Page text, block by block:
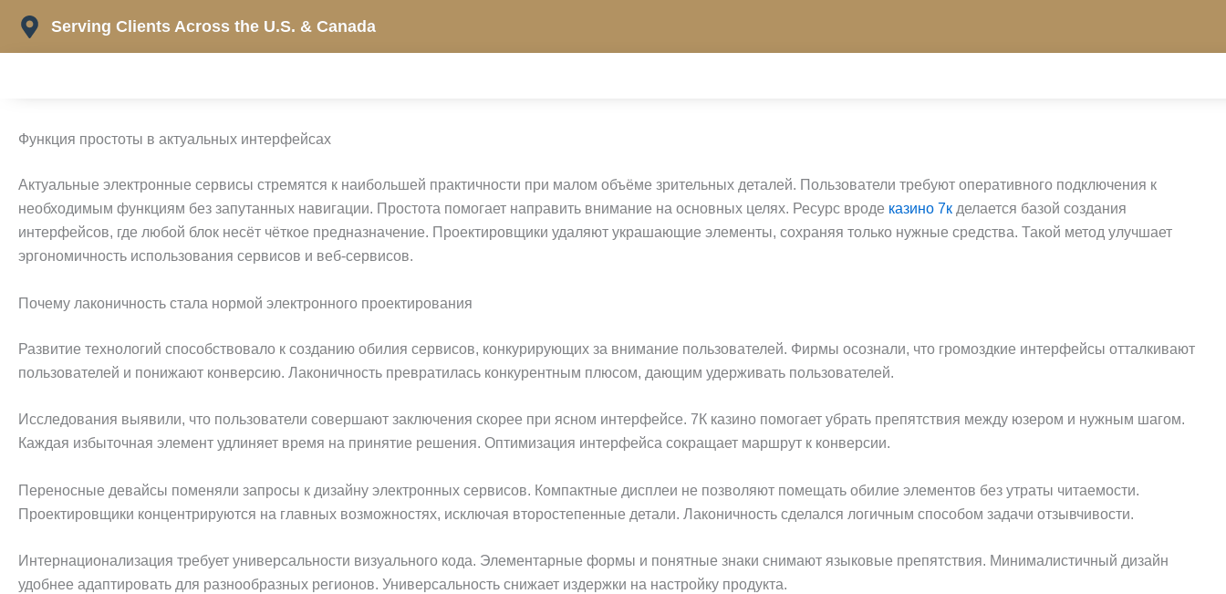
content
Serving Clients Across the U.S. & Canada
Функция простоты в актуальных интерфейсах
Актуальные электронные сервисы стремятся к наибольшей практичности при малом объёме зрительных деталей. Пользователи требуют оперативного подключения к
необходимым функциям без запутанных навигации. Простота помогает направить внимание на основных целях. Ресурс вроде казино 7к делается базой создания
интерфейсов, где любой блок несёт чёткое предназначение. Проектировщики удаляют украшающие элементы, сохраняя только нужные средства. Такой метод улучшает
эргономичность использования сервисов и веб-сервисов.
Почему лаконичность стала нормой электронного проектирования
Развитие технологий способствовало к созданию обилия сервисов, конкурирующих за внимание пользователей. Фирмы осознали, что громоздкие интерфейсы отталкивают
пользователей и понижают конверсию. Лаконичность превратилась конкурентным плюсом, дающим удерживать пользователей.
Исследования выявили, что пользователи совершают заключения скорее при ясном интерфейсе. 7К казино помогает убрать препятствия между юзером и нужным шагом.
Каждая избыточная элемент удлиняет время на принятие решения. Оптимизация интерфейса сокращает маршрут к конверсии.
Переносные девайсы поменяли запросы к дизайну электронных сервисов. Компактные дисплеи не позволяют помещать обилие элементов без утраты читаемости.
Проектировщики концентрируются на главных возможностях, исключая второстепенные детали. Лаконичность сделался логичным способом задачи отзывчивости.
Интернационализация требует универсальности визуального кода. Элементарные формы и понятные знаки снимают языковые препятствия. Минималистичный дизайн
удобнее адаптировать для разнообразных регионов. Универсальность снижает издержки на настройку продукта.